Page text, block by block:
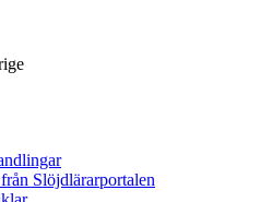
Slöjdlärarportalen